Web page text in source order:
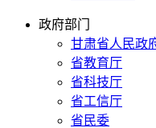
政府部门
甘肃省人民政
省教育厅
省科技厅
省工信厅
省民委